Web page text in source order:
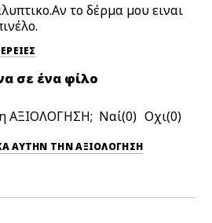
το δέρμα μου ειναι
σε ένα φίλο
ΑΞΙΟΛΟΓΗΣΗ; 0 0
ΕΠΙΣΗΜΆΝΕΤΕ ΑΡΝΗΤΙΚΆ ΑΥΤΉΝ ΤΗΝ ΑΞΙΟΛΟΓΗΣΗ